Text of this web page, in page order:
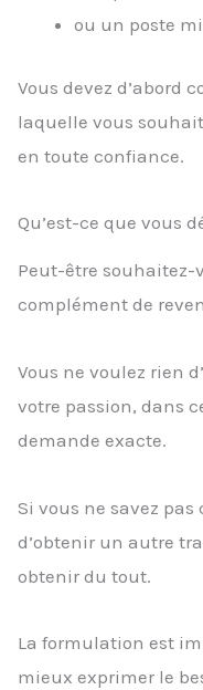
ou un poste
Vous devez d’abord
laquelle vous
en toute confiance.
Qu’est-ce que vous
Peut-être souhaitez-
complément de
Vous ne voulez rien
votre passion, dans
demande exacte.
Si vous ne savez
d’obtenir un autre
obtenir du tout.
La formulation est
mieux exprimer le